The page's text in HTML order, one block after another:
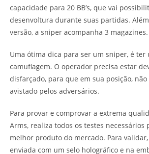
capacidade para 20 BB’s, que vai
desenvoltura durante suas partidas.
versão, a sniper acompanha 3 magazines.
Uma ótima dica para ser um sniper, é ter
camuflagem. O operador precisa estar
disfarçado, para que em sua posição,
avistado pelos adversários.
Para provar e comprovar a extrema
Arms, realiza todos os testes necessários
melhor produto do mercado. Para
enviada com um selo holográfico e na